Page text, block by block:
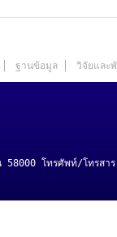
ฐานข้อมูล วิจัยและ
โทรศัพท์/โทรสา